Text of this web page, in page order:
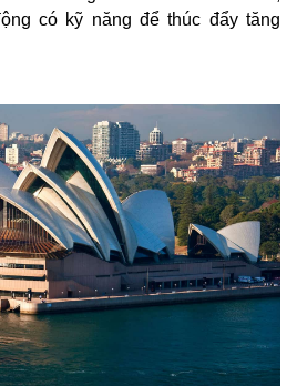
có kỹ năng để thúc đẩy tăng